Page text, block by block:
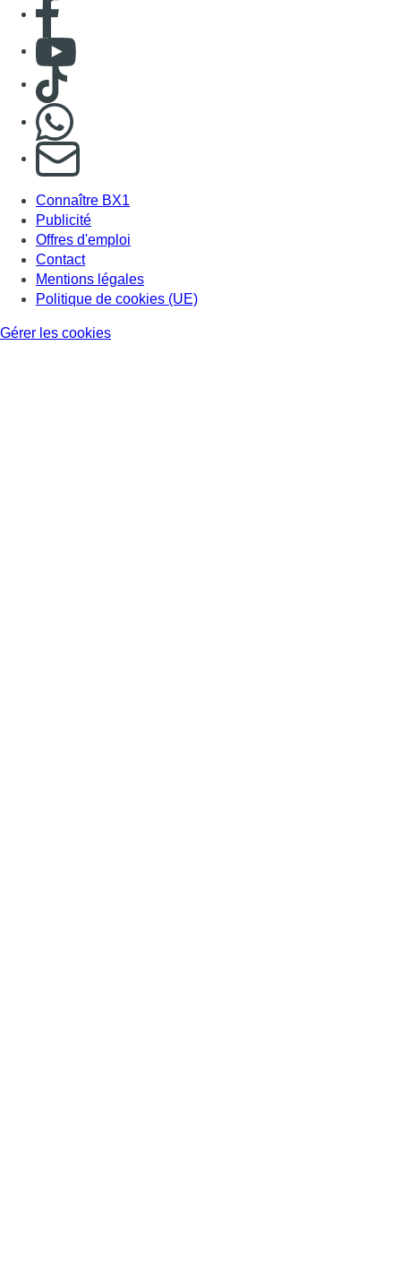
Consulter Youtube
Consulter TikTok
S'abonner à notre newsletter
Connaître BX1
Publicité
Offres d'emploi
Contact
Mentions légales
Politique de cookies (UE)
Gérer les cookies